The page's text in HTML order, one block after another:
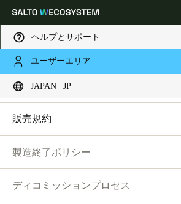
ヘルプとサポート
ユーザーエリア
JAPAN | JP
Choose your location and language settings
Global
Japan|Japanese
ウェブサイト利用規約
プライバシー
ハードウェア利用規約
ソフトウェア利用規約
企業取引
ハードウェア利用規約
販売規約
製造終了ポリシー
ディコミッションプロセス